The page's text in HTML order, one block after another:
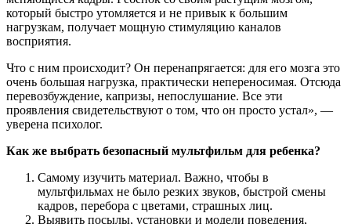
который быстро утомляется и не привык к большим
нагрузкам, получает мощную стимуляцию каналов
восприятия.
Что с ним происходит? Он перенапрягается: для его мозга это
очень большая нагрузка, практически непереносимая. Отсюда
перевозбуждение, капризы, непослушание. Все эти
проявления свидетельствуют о том, что он просто устал», —
уверена психолог.
Как же выбрать безопасный мультфильм для ребенка?
Самому изучить материал. Важно, чтобы в
мультфильмах не было резких звуков, быстрой смены
кадров, перебора с цветами, страшных лиц.
Выявить посылы, установки и модели поведения,